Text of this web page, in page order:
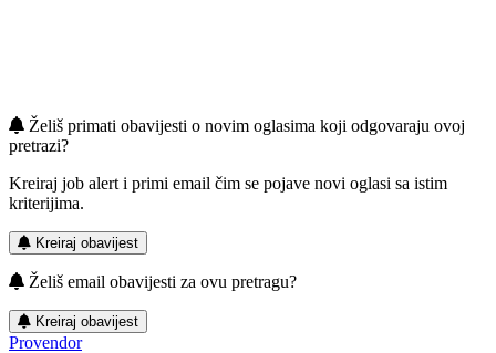
Želiš primati obavijesti o novim oglasima koji odgovaraju ovoj
pretrazi?
Kreiraj job alert i primi email čim se pojave novi oglasi sa istim
kriterijima.
Kreiraj obavijest
Želiš email obavijesti za ovu pretragu?
Kreiraj obavijest
Provendor